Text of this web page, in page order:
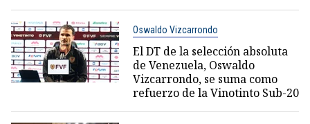
Oswaldo Vizcarrondo
El DT de la selección absoluta
de Venezuela, Oswaldo
Vizcarrondo, se suma como
refuerzo de la Vinotinto Sub-20